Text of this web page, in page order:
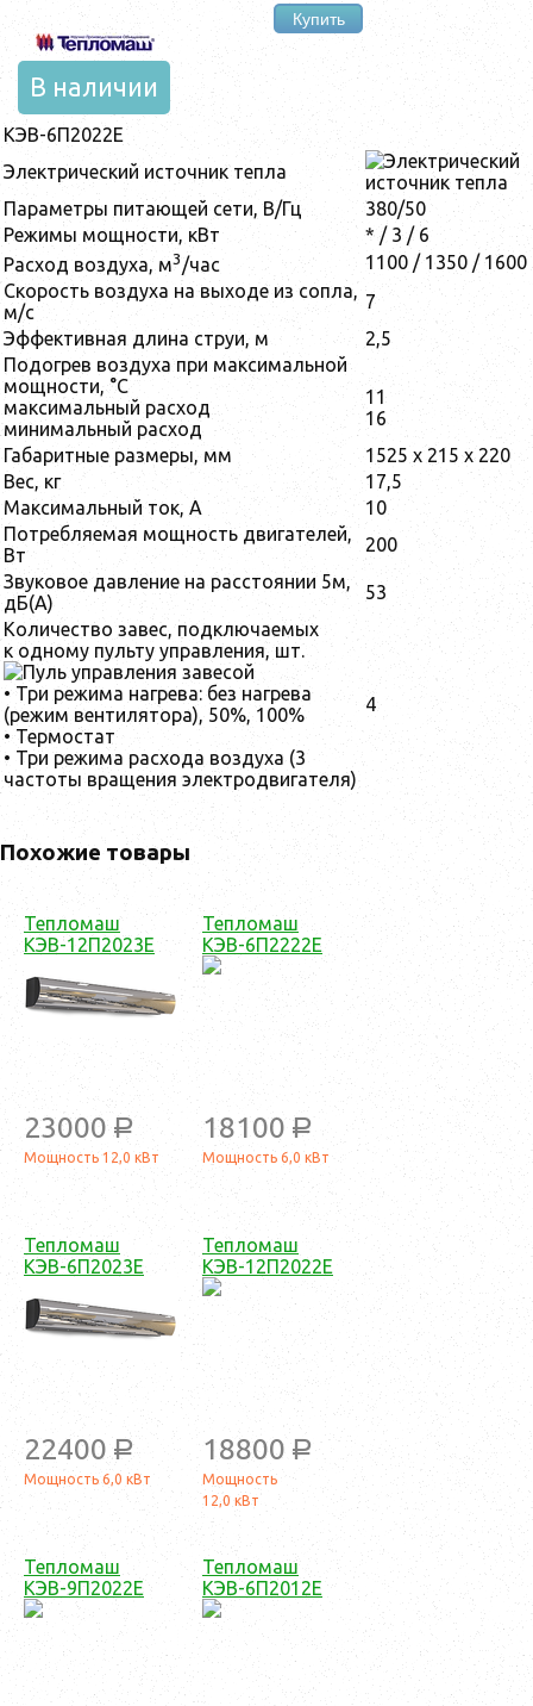
Купить
В наличии
КЭВ-6П2022Е
Электрический источник тепла
Параметры питающей сети, В/Гц
380/50
Режимы мощности, кВт
* / 3 / 6
Расход воздуха, м3 /час
1100 / 1350 / 1600
Скорость воздуха на выходе из сопла,
м/с
7
Эффективная длина струи, м
2,5
Подогрев воздуха при максимальной
мощности, °С
максимальный расход
минимальный расход
11
16
Габаритные размеры, мм
1525 x 215 x 220
Вес, кг
17,5
Максимальный ток, А
10
Потребляемая мощность двигателей,
Вт
200
Звуковое давление на расстоянии 5м,
дБ(А)
53
Количество завес, подключаемых
к одному пульту управления, шт.
• Три режима нагрева: без нагрева
(режим вентилятора), 50%, 100%
• Термостат
• Три режима расхода воздуха (3
частоты вращения электродвигателя)
4
Похожие товары
Тепломаш
КЭВ-12П2023Е
23000 a
Мощность 12,0 кВт
Тепломаш
КЭВ-6П2222Е
18100 a
Мощность 6,0 кВт
Тепломаш
КЭВ-6П2023Е
22400 a
Мощность 6,0 кВт
Тепломаш
КЭВ-12П2022Е
18800 a
Мощность
12,0 кВт
Тепломаш
КЭВ-9П2022Е
Тепломаш
КЭВ-6П2012Е